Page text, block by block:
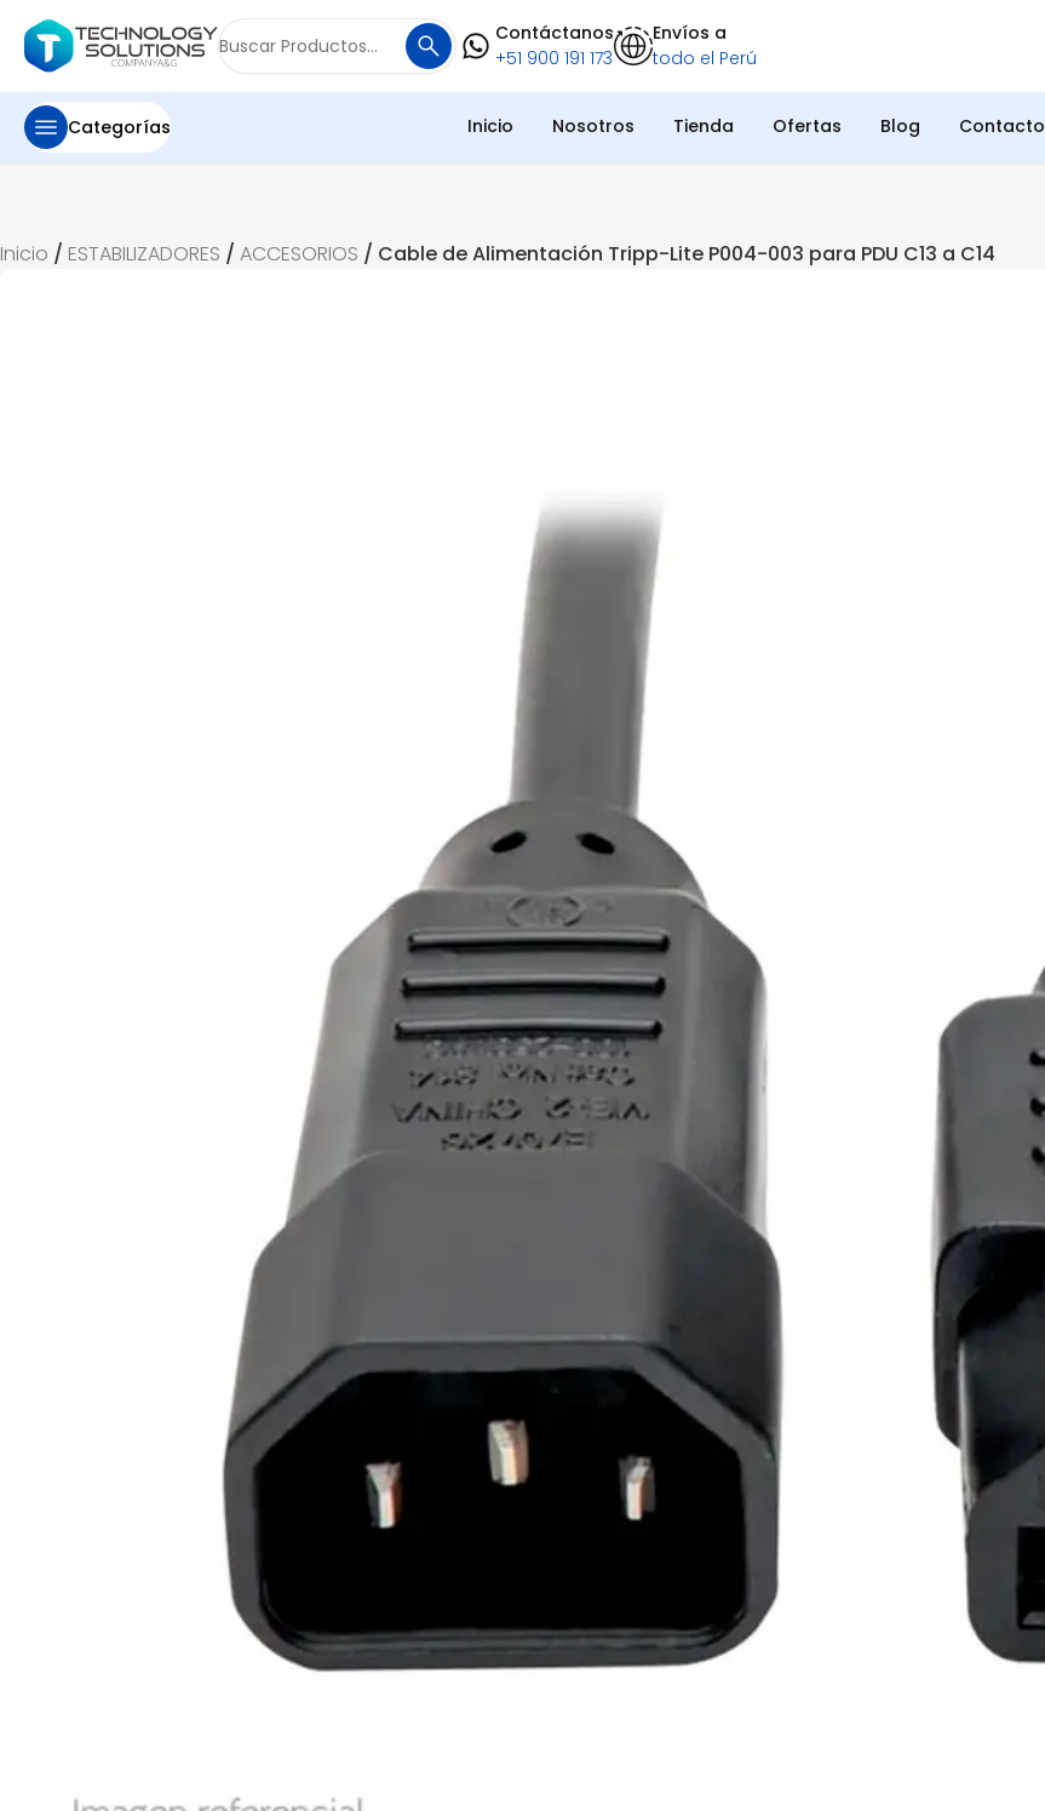
Buscar
por:
Contáctanos
+51 900 191 173
Envíos a
todo el Perú
Categorías Inicio Nosotros Tienda Ofertas Blog Contacto
Inicio / ESTABILIZADORES / ACCESORIOS / Cable de Alimentación Tripp-Lite P004-003 para PDU C13 a C14